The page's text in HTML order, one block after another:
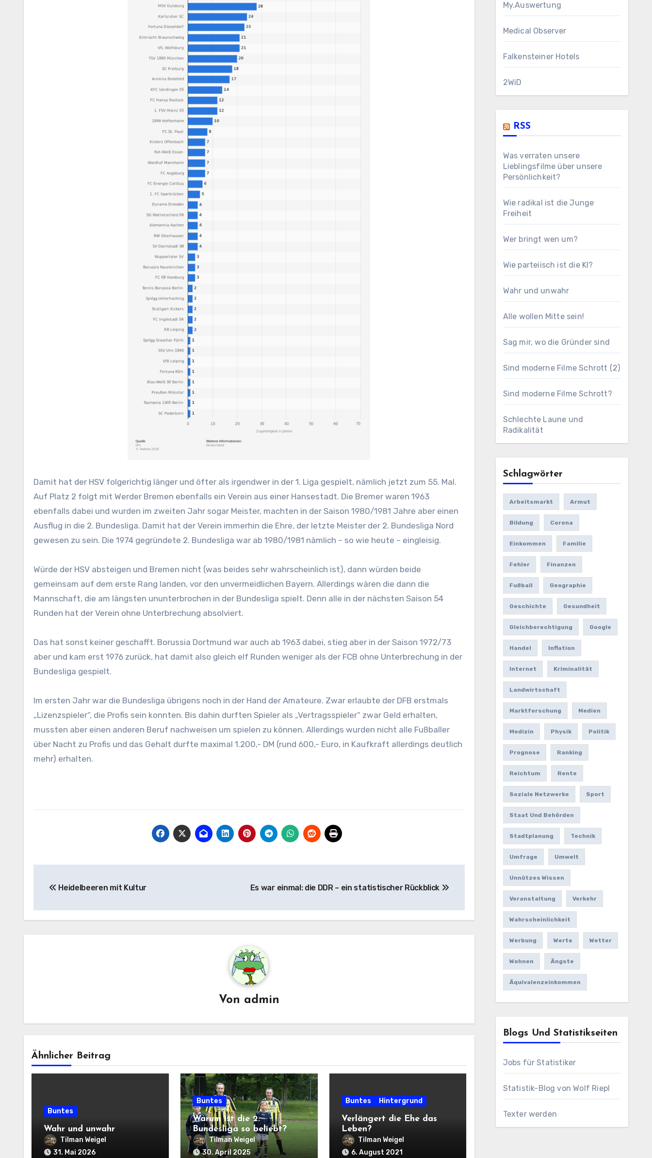
Damit hat der HSV folgerichtig länger und öfter als irgendwer in der 1. Liga gespielt, nämlich jetzt zum 55. Mal.
Auf Platz 2 folgt mit Werder Bremen ebenfalls ein Verein aus einer Hansestadt. Die Bremer waren 1963
ebenfalls dabei und wurden im zweiten Jahr sogar Meister, machten in der Saison 1980/1981 Jahre aber einen
Ausflug in die 2. Bundesliga. Damit hat der Verein immerhin die Ehre, der letzte Meister der 2. Bundesliga Nord
gewesen zu sein. Die 1974 gegründete 2. Bundesliga war ab 1980/1981 nämlich – so wie heute – eingleisig.
Würde der HSV absteigen und Bremen nicht (was beides sehr wahrscheinlich ist), dann würden beide
gemeinsam auf dem erste Rang landen, vor den unvermeidlichen Bayern. Allerdings wären die dann die
Mannschaft, die am längsten ununterbrochen in der Bundesliga spielt. Denn alle in der nächsten Saison 54
Runden hat der Verein ohne Unterbrechung absolviert.
Das hat sonst keiner geschafft. Borussia Dortmund war auch ab 1963 dabei, stieg aber in der Saison 1972/73
aber und kam erst 1976 zurück, hat damit also gleich elf Runden weniger als der FCB ohne Unterbrechung in der
Bundesliga gespielt.
Im ersten Jahr war die Bundesliga übrigens noch in der Hand der Amateure. Zwar erlaubte der DFB erstmals
„Lizenzspieler“, die Profis sein konnten. Bis dahin durften Spieler als „Vertragsspieler“ zwar Geld erhalten,
mussten aber einen anderen Beruf nachweisen um spielen zu können. Allerdings wurden nicht alle Fußballer
über Nacht zu Profis und das Gehalt durfte maximal 1.200,- DM (rund 600,- Euro, in Kaufkraft allerdings deutlich
mehr) erhalten.
Heidelbeeren mit Kultur Es war einmal: die DDR – ein statistischer Rückblick
Von admin
Ähnlicher Beitrag
Buntes
Wahr und unwahr
Tilman Weigel
31. Mai 2026
Buntes
Warum ist die 2.
Bundesliga so beliebt?
Tilman Weigel
30. April 2025
Buntes Hintergrund
Verlängert die Ehe das
Leben?
Tilman Weigel
6. August 2021
My.Auswertung
Medical Observer
Falkensteiner Hotels
2WiD
RSS
Was verraten unsere
Lieblingsfilme über unsere
Persönlichkeit?
Wie radikal ist die Junge
Freiheit
Wer bringt wen um?
Wie parteiisch ist die KI?
Wahr und unwahr
Alle wollen Mitte sein!
Sag mir, wo die Gründer sind
Sind moderne Filme Schrott (2)
Sind moderne Filme Schrott?
Schlechte Laune und
Radikalität
Schlagwörter
Arbeitsmarkt Armut
Bildung Corona
Einkommen Familie
Fehler Finanzen
Fußball Geographie
Geschichte Gesundheit
Gleichberechtigung Google
Handel Inflation
Internet Kriminalität
Landwirtschaft
Marktforschung Medien
Medizin Physik Politik
Prognose Ranking
Reichtum Rente
Soziale Netzwerke Sport
Staat Und Behörden
Stadtplanung Technik
Umfrage Umwelt
Unnützes Wissen
Veranstaltung Verkehr
Wahrscheinlichkeit
Werbung Werte Wetter
Wohnen Ängste
Äquivalenzeinkommen
Blogs Und Statistikseiten
Jobs für Statistiker
Statistik-Blog von Wolf Riepl
Texter werden